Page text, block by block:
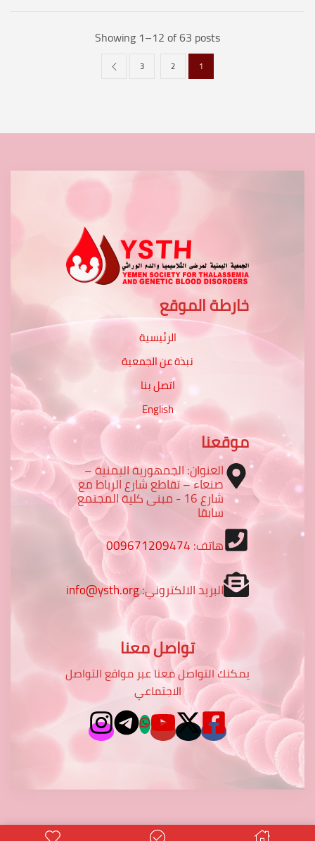
Showing 1–12 of 63 posts
1
2
3
خارطة الموقع
الرئيسية
نبذة عن الجمعية
اتصل بنا
English
موقعنا
العنوان: الجمهورية اليمنية –
صنعاء – تقاطع شارع الرباط مع
شارع 16 - مبنى كلية المجتمع
سابقا
هاتف:009671209474
البريد الالكتروني:info@ysth.org
تواصل معنا
يمكنك التواصل معنا عبر مواقع التواصل
الاجتماعي